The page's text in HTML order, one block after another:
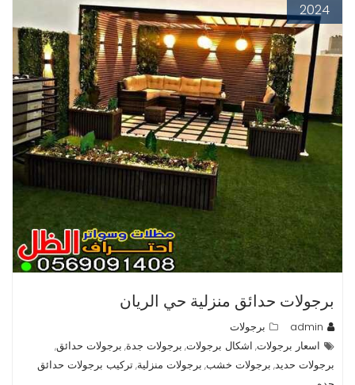
2024
برجولات حدائق منزلية حي الريان
admin
برجولات
اسعار برجولات, اشكال برجولات, برجولات جدة, برجولات حدائق,
برجولات حديد, برجولات خشب, برجولات منزلية,تركيب برجولات حدائق